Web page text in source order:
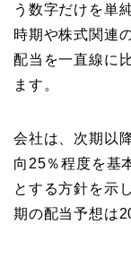
う数字だけを単
時期や株式関連
配当を一直線に
ます。
会社は、次期以
向25％程度を基
とする方針を示
期の配当予想は